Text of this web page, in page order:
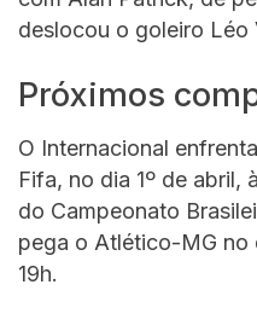
deslocou o goleiro Léo
Próximos
O Internacional
Fifa, no dia 1º de abril,
do Campeonato
pega o Atlético-MG no
19h.